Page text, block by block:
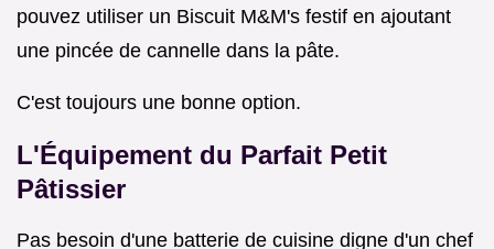
pouvez utiliser un Biscuit M&M's festif en ajoutant
une pincée de cannelle dans la pâte.
C'est toujours une bonne option.
L'Équipement du Parfait Petit
Pâtissier
Pas besoin d'une batterie de cuisine digne d'un chef